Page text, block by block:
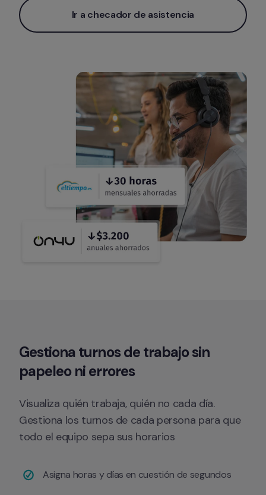
Ir a checador de asistencia
Gestiona turnos de trabajo sin
papeleo ni errores
Visualiza quién trabaja, quién no cada día.
Gestiona los turnos de cada persona para que
todo el equipo sepa sus horarios
Asigna horas y días en cuestión de segundos